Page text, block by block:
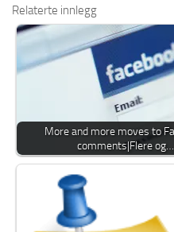
Relaterte innlegg
More and more moves to
comments|Flere og…